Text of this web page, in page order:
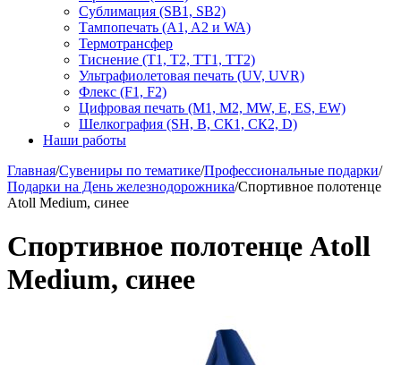
Сублимация (SB1, SB2)
Тампопечать (A1, A2 и WA)
Термотрансфер
Тиснение (Т1, Т2, ТT1, ТT2)
Ультрафиолетовая печать (UV, UVR)
Флекс (F1, F2)
Цифровая печать (M1, M2, MW, E, ES, EW)
Шелкография (SH, В, СК1, СК2, D)
Наши работы
Главная/Сувениры по тематике/Профессиональные подарки/
Подарки на День железнодорожника/Спортивное полотенце
Atoll Medium, синее
Спортивное полотенце Atoll
Medium, синее